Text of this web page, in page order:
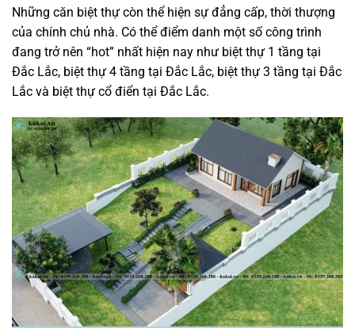
Những căn biệt thự còn thể hiện sự đẳng cấp, thời thượng
của chính chủ nhà. Có thể điểm danh một số công trình
đang trở nên “hot” nhất hiện nay như biệt thự 1 tầng tại
Đắc Lắc, biệt thự 4 tầng tại Đắc Lắc, biệt thự 3 tầng tại Đắc
Lắc và biệt thự cổ điển tại Đắc Lắc.